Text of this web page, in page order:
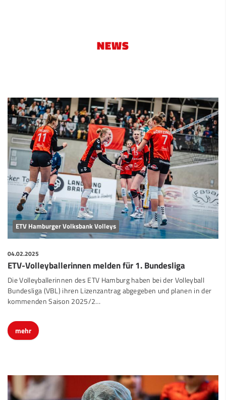
NEWS
ETV Hamburger Volksbank Volleys
04.02.2025
ETV-Volleyballerinnen melden für 1. Bundesliga
Die Volleyballerinnen des ETV Hamburg haben bei der Volleyball
Bundesliga (VBL) ihren Lizenzantrag abgegeben und planen in der
kommenden Saison 2025/2…
mehr